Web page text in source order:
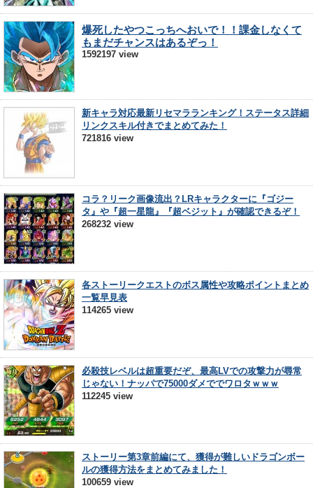
爆死したやつこっちへおいで！！課金しなくて
もまだチャンスはあるぞっ！
1592197 view
新キャラ対応最新リセマラランキング！ステータス詳細
リンクスキル付きでまとめてみた！
721816 view
コラ？リーク画像流出？LRキャラクターに『ゴジー
タ』や『超一星龍』『超ベジット』が確認できるぞ！
268232 view
各ストーリークエストのボス属性や攻略ポイントまとめ
一覧早見表
114265 view
必殺技レベルは超重要だぞ、最高LVでの攻撃力が尋常
じゃない！ナッパで75000ダメででワロタｗｗｗ
112245 view
ストーリー第3章前編にて、獲得が難しいドラゴンボー
ルの獲得方法をまとめてみました！
100659 view